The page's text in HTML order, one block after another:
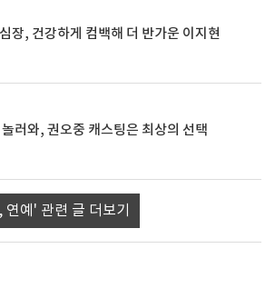
장, 건강하게 컴백해 더 반가운 이지현
놀러와, 권오중 캐스팅은 최상의 선택
예' 관련 글 더보기